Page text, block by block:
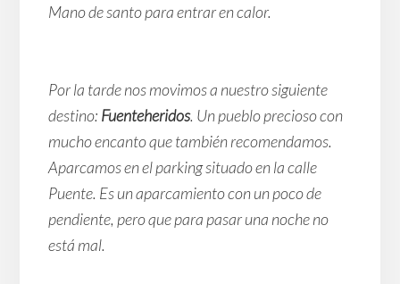
Mano de santo para entrar en calor.
Por la tarde nos movimos a nuestro siguiente
destino: Fuenteheridos. Un pueblo precioso con
mucho encanto que también recomendamos.
Aparcamos en el parking situado en la calle
Puente. Es un aparcamiento con un poco de
pendiente, pero que para pasar una noche no
está mal.